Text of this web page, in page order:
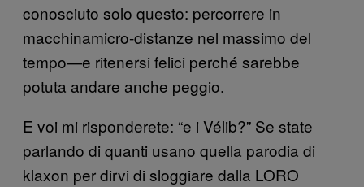
conosciuto solo questo: percorrere in
macchinamicro-distanze nel massimo del
tempo—e ritenersi felici perché sarebbe
potuta andare anche peggio.
E voi mi risponderete: “e i Vélib?” Se state
parlando di quanti usano quella parodia di
klaxon per dirvi di sloggiare dalla LORO